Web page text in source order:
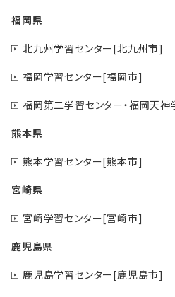
福岡県
北九州学習センター[北九州市]
福岡学習センター[福岡市]
福岡第二学習センター・福岡天
熊本県
熊本学習センター[熊本市]
宮崎県
宮崎学習センター[宮崎市]
鹿児島県
鹿児島学習センター[鹿児島市]